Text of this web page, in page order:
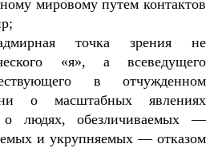
мировому путем контактов
точка зрения не
«я», а всеведущего
в отчужденном
о масштабных явлениях
людях, обезличиваемых —
и укрупняемых — отказом